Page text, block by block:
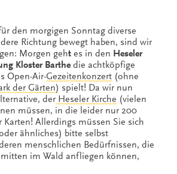
den morgigen Sonntag diverse
Richtung bewegt haben, sind wir
Morgen geht es in den Heseler
Kloster Barthedie achtköpfige
Open-Air-Gezeitenkonzert (ohne
der Gärten) spielt! Da wir nun
derHeseler Kirche (vielen
müssen, in die leider nur 200
Karten! Allerdings müssen Sie sich
ähnliches) bitte selbst
menschlichen Bedürfnissen, die
im Wald anfliegen können,